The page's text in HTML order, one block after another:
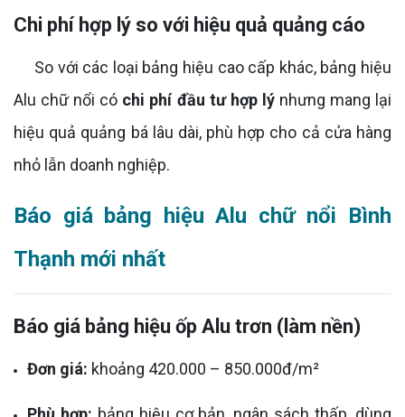
Chi phí hợp lý so với hiệu quả quảng cáo
So với các loại bảng hiệu cao cấp khác, bảng hiệu
Alu chữ nổi có chi phí đầu tư hợp lýnhưng mang lại
hiệu quả quảng bá lâu dài, phù hợp cho cả cửa hàng
nhỏ lẫn doanh nghiệp.
Báo giá bảng hiệu Alu chữ nổi Bình
Thạnh mới nhất
Báo giá bảng hiệu ốp Alu trơn (làm nền)
Đơn giá: khoảng 420.000 – 850.000đ/m²